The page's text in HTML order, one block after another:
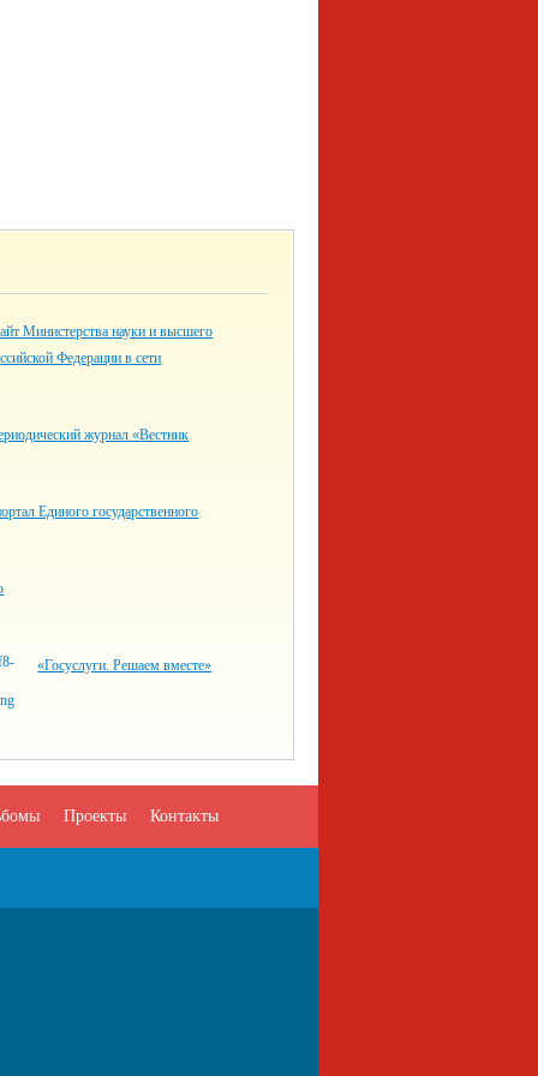
Министерства науки и высшего
Федерации в сети
журнал «Вестник
Единого государственного
«Госуслуги. Решаем вместе»
Проекты Контакты